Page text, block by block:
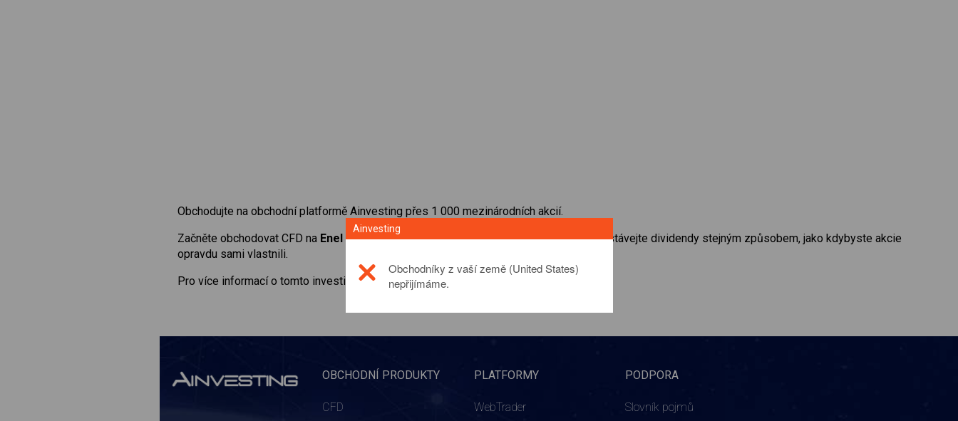
Obchodujte na obchodní platformě Ainvesting přes 1 000 mezinárodních akcií.
Začněte obchodovat CFD na Enel SpA. Získejte přístup ke kurzům v reálném čase a dostávejte dividendy stejným způsobem, jako kdybyste akcie
opravdu sami vlastnili.
Pro více informací o tomto investičním produktu prosím
OBCHODNÍ PRODUKTY
CFD
PLATFORMY
WebTrader
PODPORA
Slovník pojmů
Ainvesting
Obchodníky z vaší země (United States)
nepřijímáme.